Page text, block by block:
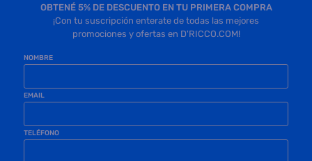
OBTENÉ 5% DE DESCUENTO EN TU PRIMERA COMPRA
¡Con tu suscripción enterate de todas las mejores
promociones y ofertas en D'RICCO.COM!
NOMBRE
EMAIL
TELÉFONO